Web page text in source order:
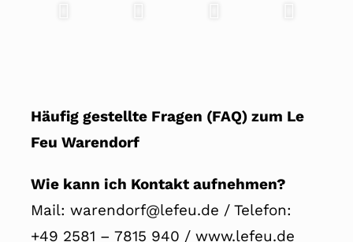
Häufig gestellte Fragen (FAQ) zum Le
Feu Warendorf
Wie kann ich Kontakt aufnehmen?
Mail: warendorf@lefeu.de / Telefon:
+49 2581 – 7815 940 / www.lefeu.de